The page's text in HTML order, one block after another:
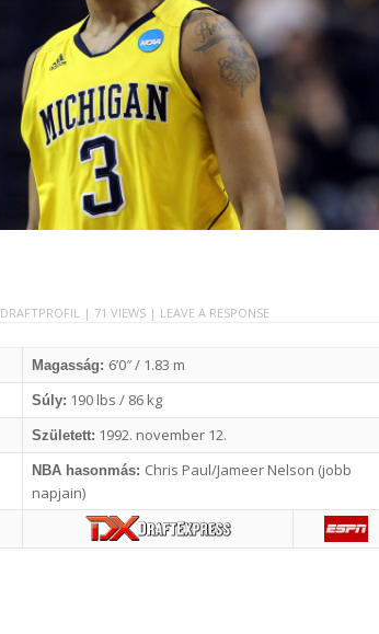
DRAFTPROFIL | 71 VIEWS | LEAVE A RESPONSE
Magasság: 6’0″ / 1.83 m
Súly: 190 lbs / 86 kg
Született: 1992. november 12.
NBA hasonmás: Chris Paul/Jameer Nelson (jobb
napjain)